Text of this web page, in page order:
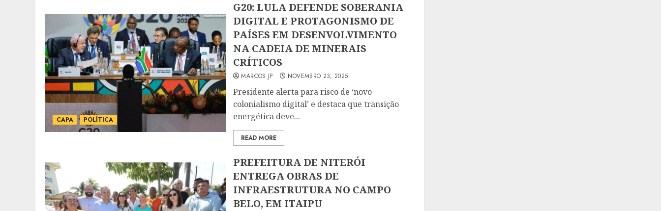
CAPA POLÍTICA
G20: LULA DEFENDE SOBERANIA
DIGITAL E PROTAGONISMO DE
PAÍSES EM DESENVOLVIMENTO
NA CADEIA DE MINERAIS
CRÍTICOS
MARCOS JP NOVEMBRO 23, 2025
Presidente alerta para risco de ‘novo
colonialismo digital’ e destaca que transição
energética deve...
READ MORE
PREFEITURA DE NITERÓI
ENTREGA OBRAS DE
INFRAESTRUTURA NO CAMPO
BELO, EM ITAIPU